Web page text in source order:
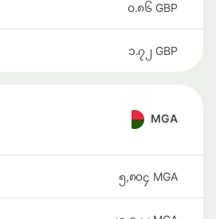
၀.၈၆ GBP
၁.၇၂ GBP
MGA
၅,၈၀၄ MGA